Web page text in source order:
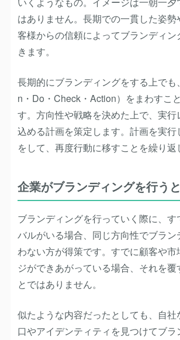
はありません。長期での一貫した姿勢
客様からの信頼によってブランディン
きます。
長期的にブランディングをする上で
n・Do・Check・Action）をまわすこ
す。方向性や戦略を決めた上で、実行
込める計画を策定します。計画を実行
をして、再度行動に移すことを繰り返
企業がブランディングを行う
ブランディングを行っていく際に、す
バルがいる場合、同じ方向性でブラン
わない方が得策です。すでに顧客や市
ジができあがっている場合、それを覆
とではありません。
似たような内容だったとしても、自社
口やアイデンティティを見つけてブ